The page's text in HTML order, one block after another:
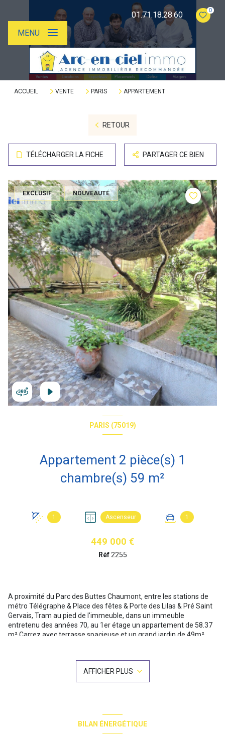
01.71.18.28.60
0
MENU
ACCUEIL VENTE PARIS APPARTEMENT
RETOUR
TÉLÉCHARGER LA FICHE PARTAGER CE BIEN
EXCLUSIF NOUVEAUTÉ
PARIS (75019)
Appartement 2 pièce(s) 1
chambre(s) 59 m²
1 Ascenseur 1
449 000 €
Réf2255
A proximité du Parc des Buttes Chaumont, entre les stations de
métro Télégraphe & Place des fêtes & Porte des Lilas & Pré Saint
Gervais, Tram au pied de l'immeuble, dans un immeuble
entretenu des années 70, au 1er étage un appartement de 58.37
m² Carrez avec terrasse spacieuse et un grand jardin de 49m²
Il se compose d'une entrée avec porte blindée, deux espaces de
rangements, un séjour exposé Sud, une grande cuisine équipée
aménagée avec cellier et accès à la terrasse et beau jardin
parking en option pour 15.000€.
Copropriété : 52 lots dont .... principaux. Quote-part budget
AFFICHER PLUS
BILAN ÉNERGÉTIQUE